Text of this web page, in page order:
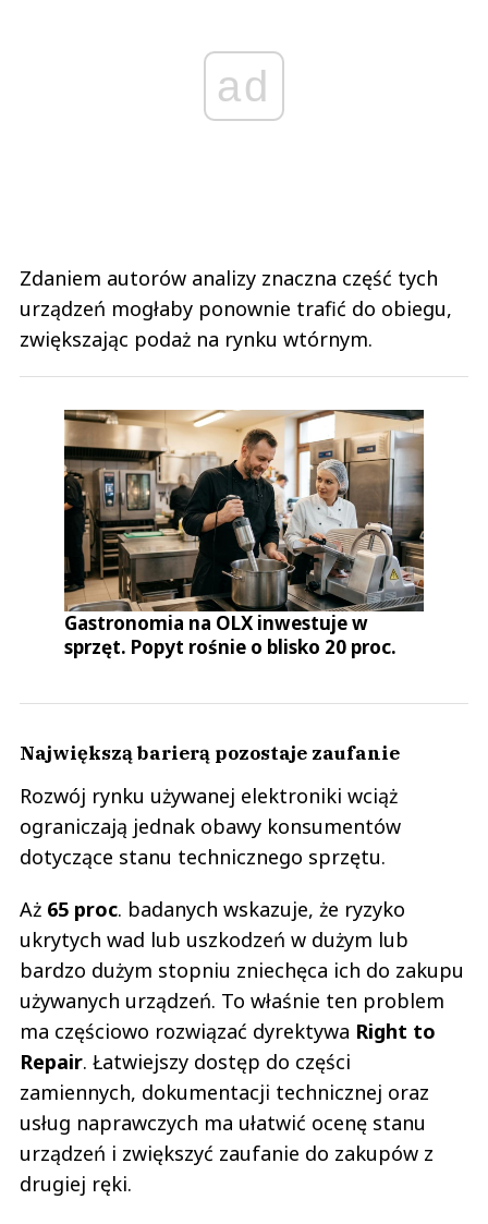
ad
Zdaniem autorów analizy znaczna część tych
urządzeń mogłaby ponownie trafić do obiegu,
zwiększając podaż na rynku wtórnym.
Gastronomia na OLX inwestuje w
sprzęt. Popyt rośnie o blisko 20 proc.
Największą barierą pozostaje zaufanie
Rozwój rynku używanej elektroniki wciąż
ograniczają jednak obawy konsumentów
dotyczące stanu technicznego sprzętu.
Aż 65 proc. badanych wskazuje, że ryzyko
ukrytych wad lub uszkodzeń w dużym lub
bardzo dużym stopniu zniechęca ich do zakupu
używanych urządzeń. To właśnie ten problem
ma częściowo rozwiązać dyrektywa Right to
Repair. Łatwiejszy dostęp do części
zamiennych, dokumentacji technicznej oraz
usług naprawczych ma ułatwić ocenę stanu
urządzeń i zwiększyć zaufanie do zakupów z
drugiej ręki.